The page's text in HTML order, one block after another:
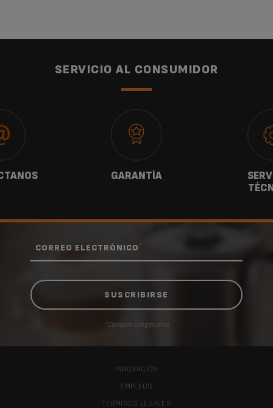
SERVICIO AL CONSUMIDOR
GARANTÍA
CORREO ELECTRÓNICO*
*Campos obligatorios
INNOVACIÓN
EMPLEOS
TÉRMINOS LEGALES